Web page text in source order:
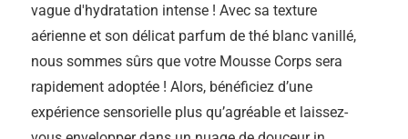
vague d'hydratation intense ! Avec sa texture
aérienne et son délicat parfum de thé blanc vanillé,
nous sommes sûrs que votre Mousse Corps sera
rapidement adoptée ! Alors, bénéficiez d’une
expérience sensorielle plus qu’agréable et laissez-